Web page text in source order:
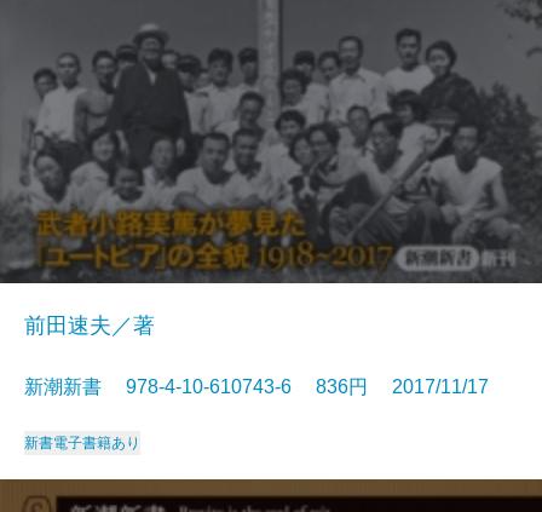
前田速夫／著
新潮新書 978-4-10-610743-6 836円 2017/11/17
新書電子書籍あり